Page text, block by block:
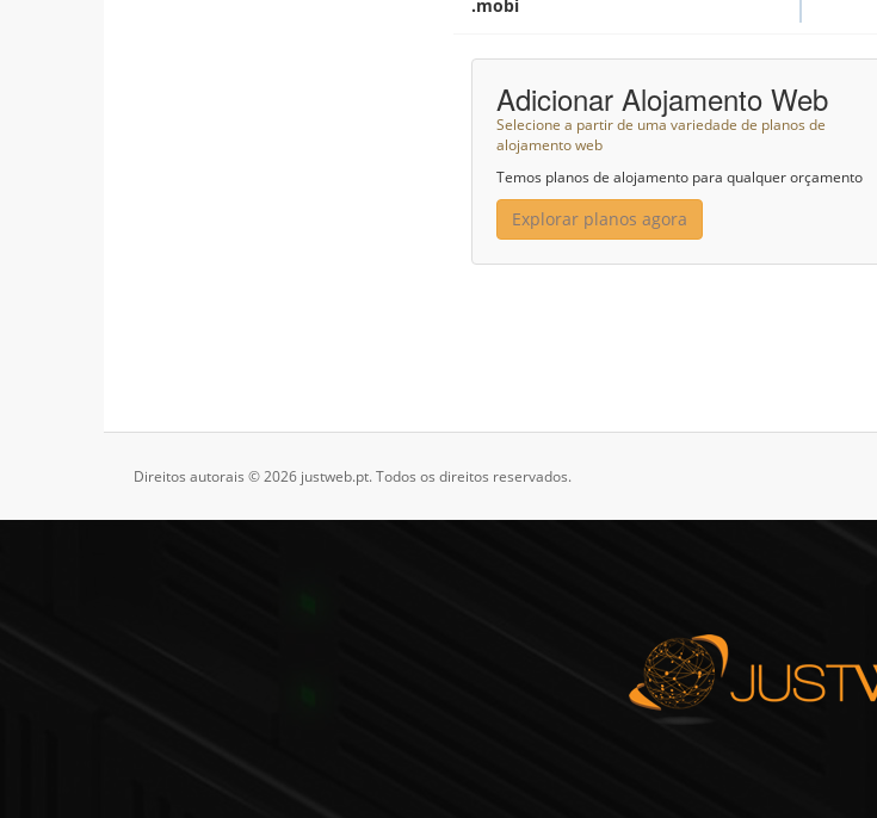
.mobi
Adicionar Alojamento Web
Selecione a partir de uma variedade de planos de
alojamento web
Temos planos de alojamento para qualquer orçamento
Explorar planos agora
Direitos autorais © 2026 justweb.pt. Todos os direitos reservados.